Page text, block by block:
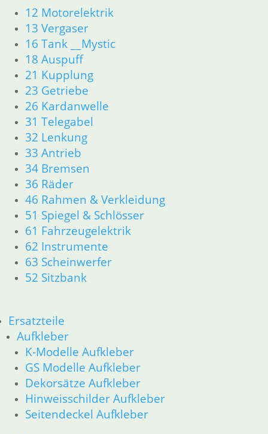
12 Motorelektrik
13 Vergaser
16 Tank __Mystic
18 Auspuff
21 Kupplung
23 Getriebe
26 Kardanwelle
31 Telegabel
32 Lenkung
33 Antrieb
34 Bremsen
36 Räder
46 Rahmen & Verkleidung
51 Spiegel & Schlösser
61 Fahrzeugelektrik
62 Instrumente
63 Scheinwerfer
52 Sitzbank
Ersatzteile
Aufkleber
K-Modelle Aufkleber
GS Modelle Aufkleber
Dekorsätze Aufkleber
Hinweisschilder Aufkleber
Seitendeckel Aufkleber
Kolben/Kolbenringe
12 Motorelektrik
13 Vergaser
16 Tank
18 Auspuff
21 Kupplung
23 Getriebe
31 Telegabel
26 Kardanwelle
32 Lenkung
33 Antrieb
36 Räder
34 Bremsen
46 Rahmen & Verkleidung
51 Spiegel & Schlösser __PDR80Basic
52 Sitzbank
61 Fahrzeugelektrik
62 Instrumente
63 Scheinwerfer
R80G/S R65G/S bis R80ST
Zylinderkopf
Kolben/Kolbenringe
12 Motorelektrik
16 Tank
18 Auspuff
13 Vergaser
21 Kupplung
23 Getriebe